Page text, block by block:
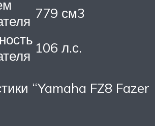
779 см3
106 л.с.
“Yamaha FZ8 Fazer